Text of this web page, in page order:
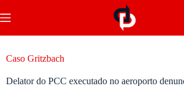
Caso Gritzbach
Delator do PCC executado no aeroporto